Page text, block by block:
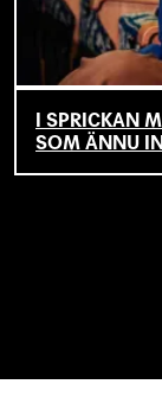
I SPRICKAN
SOM ÄNNU